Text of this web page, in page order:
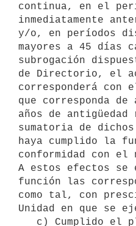
continua, en el
inmediatamente
y/o, en períodos
mayores a 45 días
subrogación
de Directorio, el
corresponderá
que corresponda de
años de
sumatoria de
haya cumplido la
conformidad con el
A estos efectos se
función las
como tal, con
Unidad en que se